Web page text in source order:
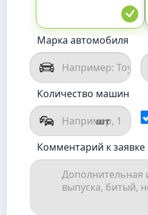
Марка автомобиля
Количество машин
шт
Комментарий к заявке